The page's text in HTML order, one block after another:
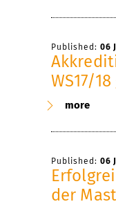
Published: 06
WS17/
more
Published: 06
der